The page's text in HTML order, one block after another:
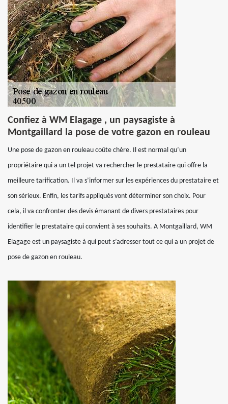
Confiez à WM Elagage , un paysagiste à
Montgaillard la pose de votre gazon en rouleau
Une pose de gazon en rouleau coûte chère. Il est normal qu’un
propriétaire qui a un tel projet va rechercher le prestataire qui offre la
meilleure tarification. Il va s’informer sur les expériences du prestataire et
son sérieux. Enfin, les tarifs appliqués vont déterminer son choix. Pour
cela, il va confronter des devis émanant de divers prestataires pour
identifier le prestataire qui convient à ses souhaits. A Montgaillard, WM
Elagage est un paysagiste à qui peut s’adresser tout ce qui a un projet de
pose de gazon en rouleau.